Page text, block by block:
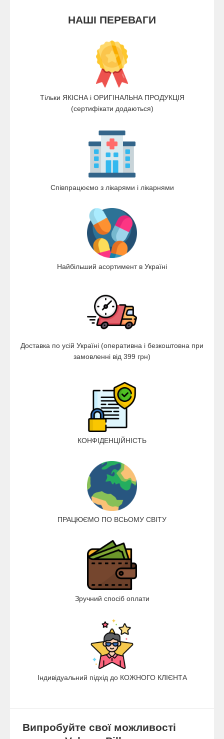
НАШІ ПЕРЕВАГИ
Тільки ЯКІСНА і ОРИГІНАЛЬНА ПРОДУКЦІЯ
(сертифікати додаються)
Співпрацюємо з лікарями і лікарнями
Найбільший асортимент в Україні
Доставка по усій Україні (оперативна і безкоштовна при
замовленні від 399 грн)
КОНФІДЕНЦІЙНІСТЬ
ПРАЦЮЄМО ПО ВСЬОМУ СВІТУ
Зручний спосіб оплати
Індивідуальний підхід до КОЖНОГО КЛІЄНТА
Випробуйте свої можливості